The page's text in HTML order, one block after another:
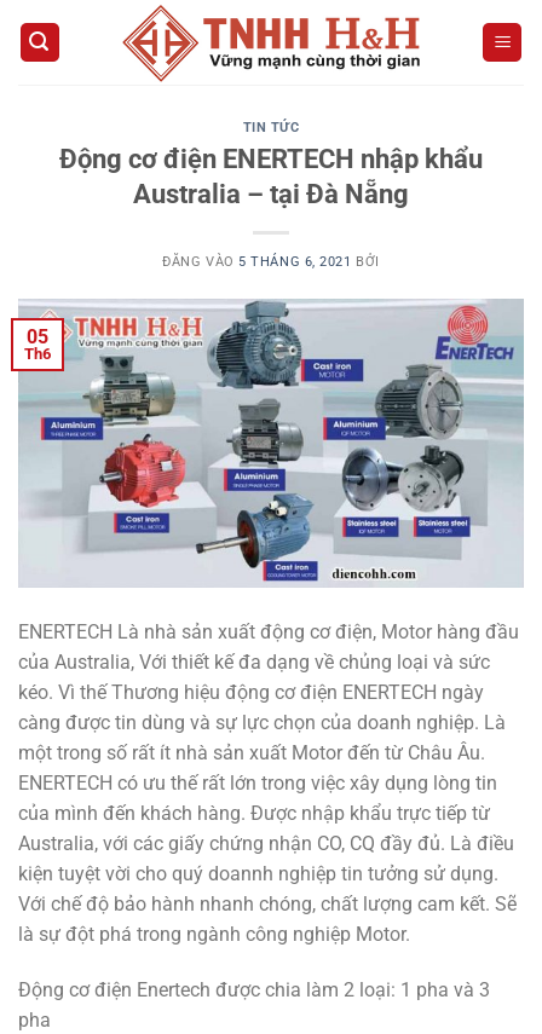
qua
TIN TỨC
Động cơ điện ENERTECH nhập khẩu
Australia – tại Đà Nẵng
ĐĂNG VÀO 5 THÁNG 6, 2021 BỞI
05
Th6
ENERTECH Là nhà sản xuất động cơ điện, Motor hàng đầu
của Australia, Với thiết kế đa dạng về chủng loại và sức
kéo. Vì thế Thương hiệu động cơ điện ENERTECH ngày
càng được tin dùng và sự lực chọn của doanh nghiệp. Là
một trong số rất ít nhà sản xuất Motor đến từ Châu Âu.
ENERTECH có ưu thế rất lớn trong việc xây dụng lòng tin
của mình đến khách hàng. Được nhập khẩu trực tiếp từ
Australia, với các giấy chứng nhận CO, CQ đầy đủ. Là điều
kiện tuyệt vời cho quý doannh nghiệp tin tưởng sử dụng.
Với chế độ bảo hành nhanh chóng, chất lượng cam kết. Sẽ
là sự đột phá trong ngành công nghiệp Motor.
Động cơ điện Enertech được chia làm 2 loại: 1 pha và 3
pha